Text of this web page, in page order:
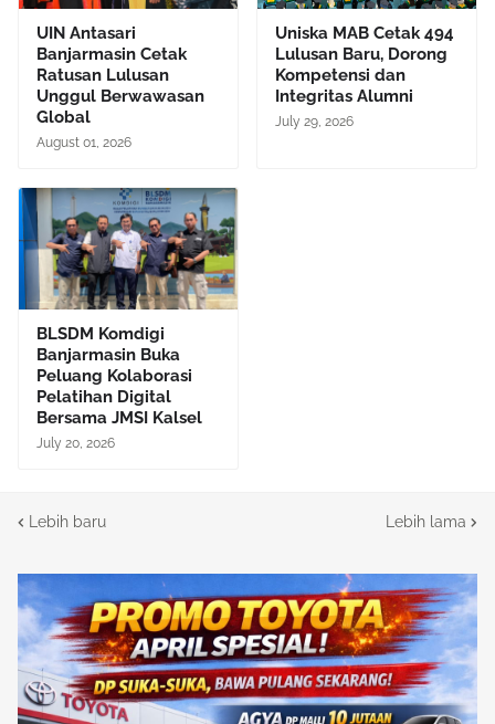
UIN Antasari
Banjarmasin Cetak
Ratusan Lulusan
Unggul Berwawasan
Global
August 01, 2026
Uniska MAB Cetak 494
Lulusan Baru, Dorong
Kompetensi dan
Integritas Alumni
July 29, 2026
BLSDM Komdigi
Banjarmasin Buka
Peluang Kolaborasi
Pelatihan Digital
Bersama JMSI Kalsel
July 20, 2026
Lebih baru Lebih lama